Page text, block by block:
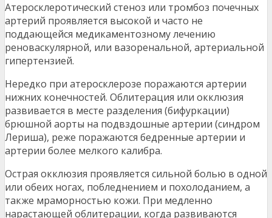
Атеросклеротический стеноз или тромбоз почечных
артерий проявляется высокой и часто не
поддающейся медикаментозному лечению
реноваскулярной, или вазоренальной, артериальной
гипертензией.
Нередко при атеросклерозе поражаются артерии
нижних конечностей. Облитерация или окклюзия
развивается в месте разделения (бифуркации)
брюшной аорты на подвздошные артерии (синдром
Лериша), реже поражаются бедренные артерии и
артерии более мелкого калибра.
Острая окклюзия проявляется сильной болью в одной
или обеих ногах, побледнением и похолоданием, а
также мраморностью кожи. При медленно
нарастающей облитерации, когда развиваются